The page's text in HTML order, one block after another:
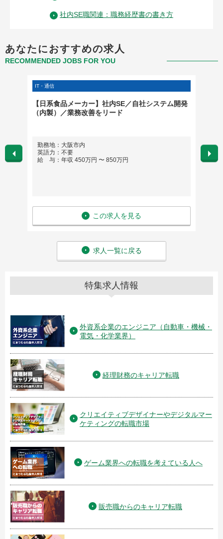
社内SE職関連：職務経歴書の書き方
あなたにおすすめの求人
RECOMMENDED JOBS FOR YOU
IT・通信
【日系食品メーカー】社内SE／自社システム開発
（内製）／業務改善をリード
勤務地：大阪市内
英語力：不要
給 与：年収 450万円 〜 850万円
この求人を見る
勤務
英語
給
求人一覧に戻る
特集求人情報
外資系企業のエンジニア（自動車・機械・
電気・化学業界）
経理財務のキャリア転職
クリエイティブデザイナーやデジタルマー
ケティングの転職市場
ゲーム業界への転職を考えている人へ
販売職からのキャリア転職